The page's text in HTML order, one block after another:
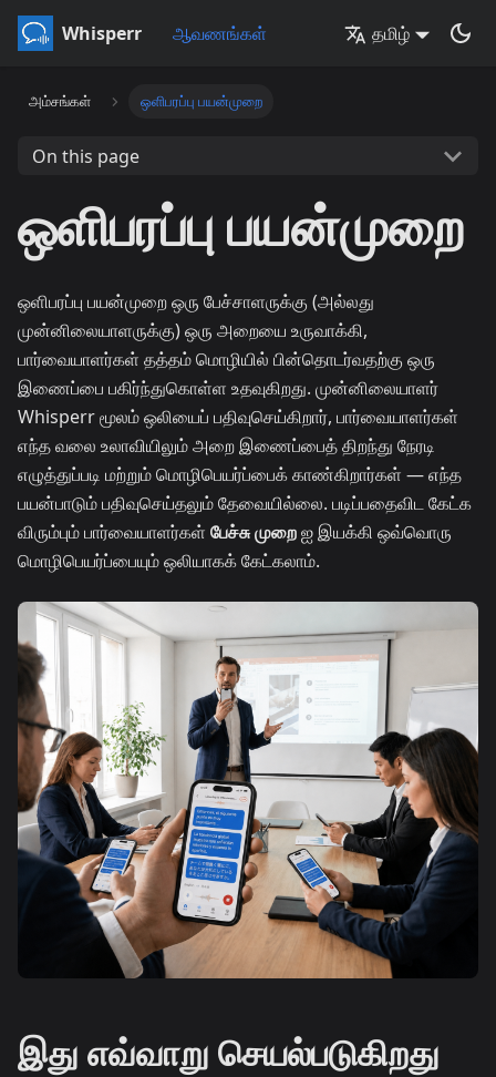
Whisperr ஆவணங்கள் தமிழ்
அம்சங்கள் ஒளிபரப்பு பயன்முறை
On this page
ஒளிபரப்பு பயன்முறை
ஒளிபரப்பு பயன்முறை ஒரு பேச்சாளருக்கு (அல்லது
முன்னிலையாளருக்கு) ஒரு அறையை உருவாக்கி,
பார்வையாளர்கள் தத்தம் மொழியில் பின்தொடர்வதற்கு ஒரு
இணைப்பை பகிர்ந்துகொள்ள உதவுகிறது. முன்னிலையாளர்
Whisperr மூலம் ஒலியைப் பதிவுசெய்கிறார், பார்வையாளர்கள்
எந்த வலை உலாவியிலும் அறை இணைப்பைத் திறந்து நேரடி
எழுத்துப்படி மற்றும் மொழிபெயர்ப்பைக் காண்கிறார்கள் — எந்த
பயன்பாடும் பதிவுசெய்தலும் தேவையில்லை. படிப்பதைவிட கேட்க
விரும்பும் பார்வையாளர்கள் பேச்சு முறைஐ இயக்கி ஒவ்வொரு
மொழிபெயர்ப்பையும் ஒலியாகக் கேட்கலாம்.
இது எவ்வாறு செயல்படுகிறது